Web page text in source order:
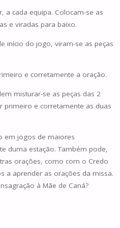
a cada equipa. Colocam-se as
e viradas para baixo.
início do jogo, viram-se as peças
e corretamente a oração.
misturar-se as peças das 2
primeiro e corretamente as duas
em jogos de maiores
duma estação. Também pode,
orações, como com o Credo
a aprender as orações da missa.
à Mãe de Caná?